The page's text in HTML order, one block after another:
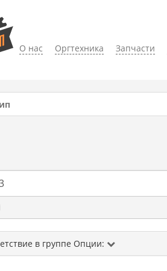
О нас Оргтехника Запчасти
в группе Опции: